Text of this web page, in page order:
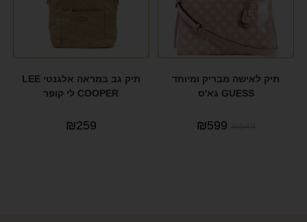
תיק לאישה מבריק ומיוחד
GUESS גא'ס
₪649
₪599
תיק גב במראה אלגנטי LEE
COOPER לי קופר
₪259